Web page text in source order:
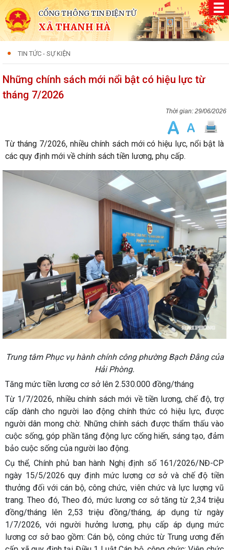
CỔNG THÔNG TIN ĐIỆN TỬ
XÃ THANH HÀ
TIN TỨC - SỰ KIỆN
Những chính sách mới nổi bật có hiệu lực từ
tháng 7/2026
29/06/2026
Từ tháng 7/2026, nhiều chính sách mới có hiệu lực, nổi bật là
các quy định mới về chính sách tiền lương, phụ cấp.
Trung tâm Phục vụ hành chính công phường Bạch Đằng của
Hải Phòng.
Tăng mức tiền lương cơ sở lên 2.530.000 đồng/tháng
Từ 1/7/2026, nhiều chính sách mới về tiền lương, chế độ, trợ
cấp dành cho người lao động chính thức có hiệu lực, được
người dân mong chờ. Những chính sách được thẩm thấu vào
cuộc sống, góp phần tăng động lực cống hiến, sáng tạo, đảm
bảo cuộc sống của người lao động.
Cụ thể, Chính phủ ban hành Nghị định số 161/2026/NĐ-CP
ngày 15/5/2026 quy định mức lương cơ sở và chế độ tiền
thưởng đối với cán bộ, công chức, viên chức và lực lượng vũ
trang. Theo đó, Theo đó, mức lương cơ sở tăng từ 2,34 triệu
đồng/tháng lên 2,53 triệu đồng/tháng, áp dụng từ ngày
1/7/2026, với người hưởng lương, phụ cấp áp dụng mức
lương cơ sở bao gồm: Cán bộ, công chức từ Trung ương đến